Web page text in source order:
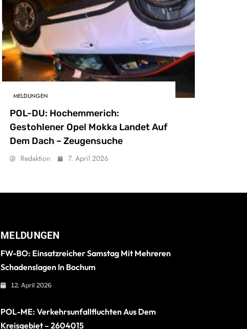
MELDUNGEN
POL-DU: Hochemmerich:
Gestohlener Opel Mokka Landet Auf
Dem Dach – Zeugensuche
Redaktion 7. April 2026
MELDUNGEN
FW-BO: Einsatzreicher Samstag Mit Mehreren
Schadenslagen In Bochum
12. April 2026
POL-ME: Verkehrsunfallfluchten Aus Dem
Kreisgebiet – 2604015